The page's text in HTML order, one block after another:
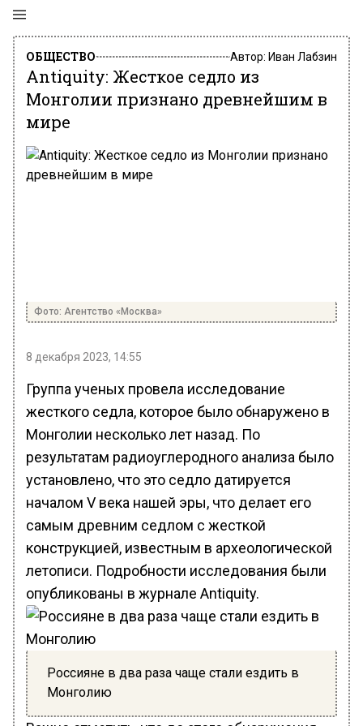
ОБЩЕСТВО Автор: Иван Лабзин
Antiquity: Жесткое седло из
Монголии признано древнейшим в
мире
Фото: Агентство «Москва»
8 декабря 2023, 14:55
Группа ученых провела исследование
жесткого седла, которое было обнаружено в
Монголии несколько лет назад. По
результатам радиоуглеродного анализа было
установлено, что это седло датируется
началом V века нашей эры, что делает его
самым древним седлом с жесткой
конструкцией, известным в археологической
летописи. Подробности исследования были
опубликованы в журнале Antiquity.
Россияне в два раза чаще стали ездить в
Монголию